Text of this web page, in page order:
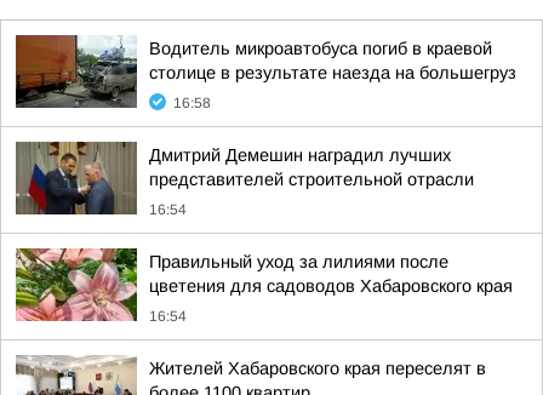
Водитель микроавтобуса погиб в краевой
столице в результате наезда на большегруз
16:58
Дмитрий Демешин наградил лучших
представителей строительной отрасли
16:54
Правильный уход за лилиями после
цветения для садоводов Хабаровского края
16:54
Жителей Хабаровского края переселят в